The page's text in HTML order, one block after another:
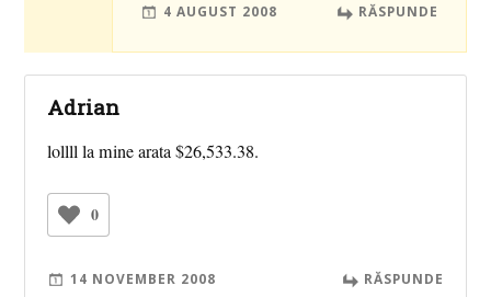
4 AUGUST 2008 RĂSPUNDE
Adrian
lollll la mine arata $26,533.38.
0
14 NOVEMBER 2008 RĂSPUNDE